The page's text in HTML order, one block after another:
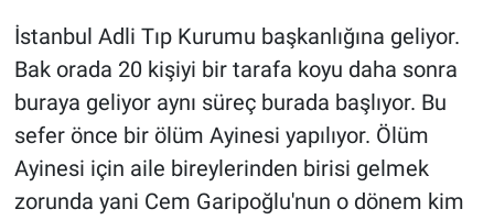
İstanbul Adli Tıp Kurumu başkanlığına geliyor.
Bak orada 20 kişiyi bir tarafa koyu daha sonra
buraya geliyor aynı süreç burada başlıyor. Bu
sefer önce bir ölüm Ayinesi yapılıyor. Ölüm
Ayinesi için aile bireylerinden birisi gelmek
zorunda yani Cem Garipoğlu'nun o dönem kim